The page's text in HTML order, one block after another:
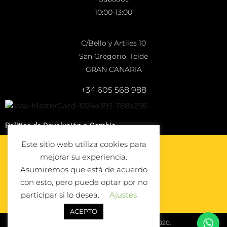
10:00-13:00
C/Bello y Artiles 10
San Gregorio. Telde
GRAN CANARIA
+34 605 568 988
Política de Devolución o Cambio
© Todos los derechos reservados 2020.
Este sitio web utiliza cookies para
mejorar su experiencia.
Asumiremos que está de acuerdo
con esto, pero puede optar por no
participar si lo desea.
Ajustes
ACEPTO